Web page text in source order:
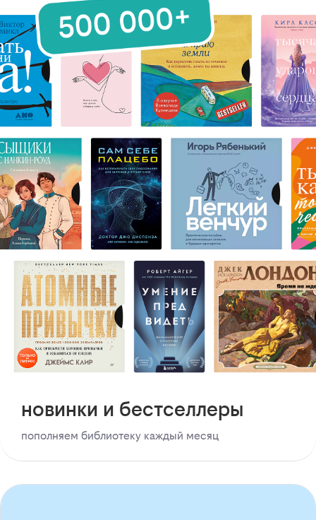
новинки и бестселлеры
пополняем библиотеку каждый месяц